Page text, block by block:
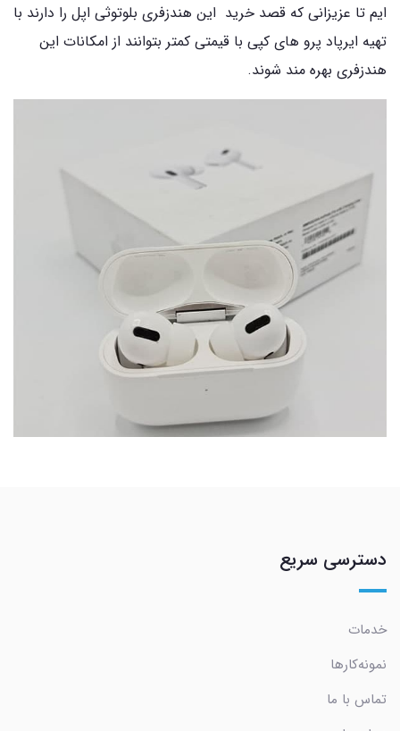
ایم تا عزیزانی که قصد خرید این هندزفری بلوتوثی اپل را دارند با
تهیه ایرپاد پرو های کپی با قیمتی کمتر بتوانند از امکانات این
هندزفری بهره مند شوند.
دسترسی سریع
خدمات
نمونه‌کارها
تماس با ما